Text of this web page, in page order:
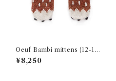
Oeuf Bambi mittens (12-18
m)
¥8,250